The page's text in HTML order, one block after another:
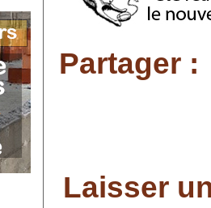
Partager :
Laisser